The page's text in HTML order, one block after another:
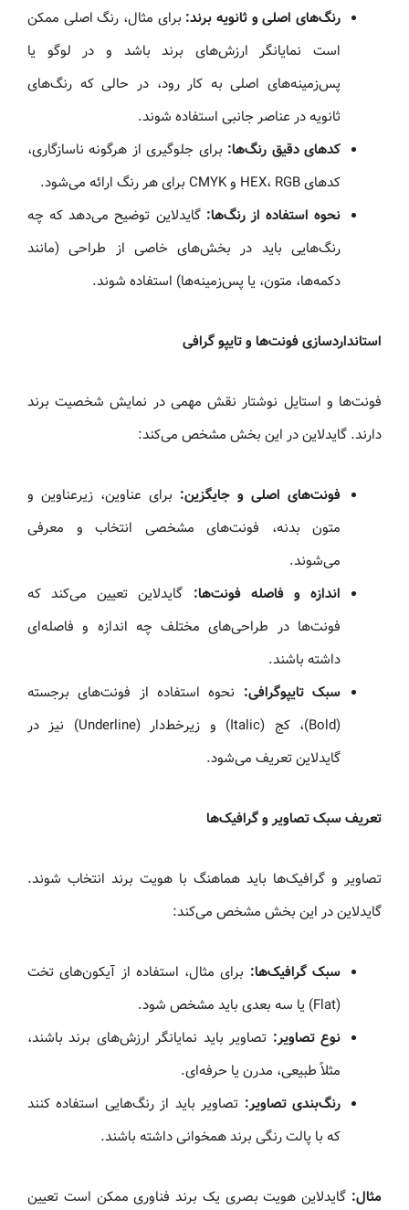
رنگ‌های اصلی و ثانویه برند: برای مثال، رنگ اصلی ممکن
است نمایانگر ارزش‌های برند باشد و در لوگو یا
پس‌زمینه‌های اصلی به کار رود، در حالی که رنگ‌های
ثانویه در عناصر جانبی استفاده شوند.
کدهای دقیق رنگ‌ها: برای جلوگیری از هرگونه ناسازگاری،
کدهای HEX، RGB و CMYK برای هر رنگ ارائه می‌شود.
نحوه استفاده از رنگ‌ها: گایدلاین توضیح می‌دهد که چه
رنگ‌هایی باید در بخش‌های خاصی از طراحی (مانند
دکمه‌ها، متون، یا پس‌زمینه‌ها) استفاده شوند.
استانداردسازی فونت‌ها و تایپو گرافی
فونت‌ها و استایل نوشتار نقش مهمی در نمایش شخصیت برند
دارند. گایدلاین در این بخش مشخص می‌کند:
فونت‌های اصلی و جایگزین: برای عناوین، زیرعناوین و
متون بدنه، فونت‌های مشخصی انتخاب و معرفی
می‌شوند.
اندازه و فاصله فونت‌ها: گایدلاین تعیین می‌کند که
فونت‌ها در طراحی‌های مختلف چه اندازه و فاصله‌ای
داشته باشند.
سبک تایپوگرافی: نحوه استفاده از فونت‌های برجسته
(Bold)، کج (Italic) و زیرخط‌دار (Underline) نیز در
گایدلاین تعریف می‌شود.
تعریف سبک تصاویر و گرافیک‌ها
تصاویر و گرافیک‌ها باید هماهنگ با هویت برند انتخاب شوند.
گایدلاین در این بخش مشخص می‌کند:
سبک گرافیک‌ها: برای مثال، استفاده از آیکون‌های تخت
(Flat) یا سه‌ بعدی باید مشخص شود.
نوع تصاویر: تصاویر باید نمایانگر ارزش‌های برند باشند،
مثلاً طبیعی، مدرن یا حرفه‌ای.
رنگ‌بندی تصاویر: تصاویر باید از رنگ‌هایی استفاده کنند
که با پالت رنگی برند همخوانی داشته باشند.
مثال: گایدلاین هویت بصری یک برند فناوری ممکن است تعیین